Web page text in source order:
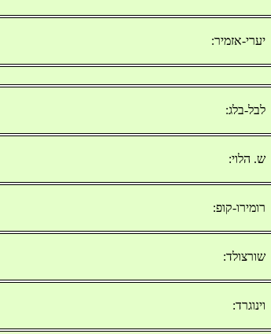
יערי-אזמיר:
לבל-בלג:
ש. הלוי:
רומירו-קופ:
שורצולד:
וינוגרד: